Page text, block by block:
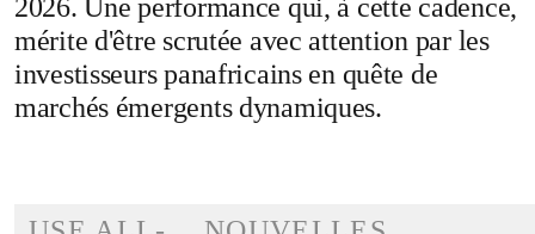
2026. Une performance qui, à cette cadence,
mérite d'être scrutée avec attention par les
investisseurs panafricains en quête de
marchés émergents dynamiques.